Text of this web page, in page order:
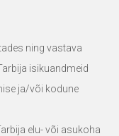
ning vastava
isikuandmeid
ja/või kodune
elu- või asukoha